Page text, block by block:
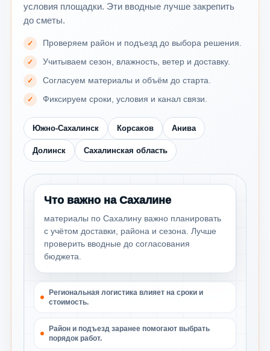
условия площадки. Эти вводные лучше закрепить
до сметы.
Проверяем район и подъезд до выбора решения.
Учитываем сезон, влажность, ветер и доставку.
Согласуем материалы и объём до старта.
Фиксируем сроки, условия и канал связи.
Южно-Сахалинск Корсаков Анива
Долинск Сахалинская область
Что важно на Сахалине
материалы по Сахалину важно планировать
с учётом доставки, района и сезона. Лучше
проверить вводные до согласования
бюджета.
Региональная логистика влияет на сроки и
стоимость.
Район и подъезд заранее помогают выбрать
порядок работ.